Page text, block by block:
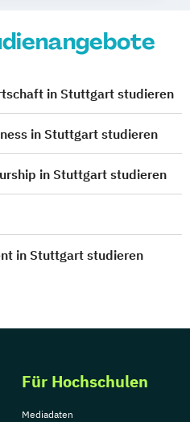
in Stuttgart studieren
in Stuttgart studieren
in Stuttgart studieren
in Stuttgart studieren
Für Hochschulen
Mediadaten